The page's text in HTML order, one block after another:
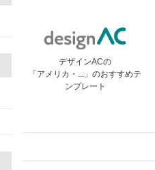
デザインACの
「アメリカ・...」のおすすめテ
ンプレート